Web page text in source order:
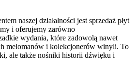
naszej działalności jest sprzedaż płyt
i oferujemy zarówno
wydania, które zadowolą nawet
melomanów i kolekcjonerów winyli. To
ale także nośniki historii dźwięku i